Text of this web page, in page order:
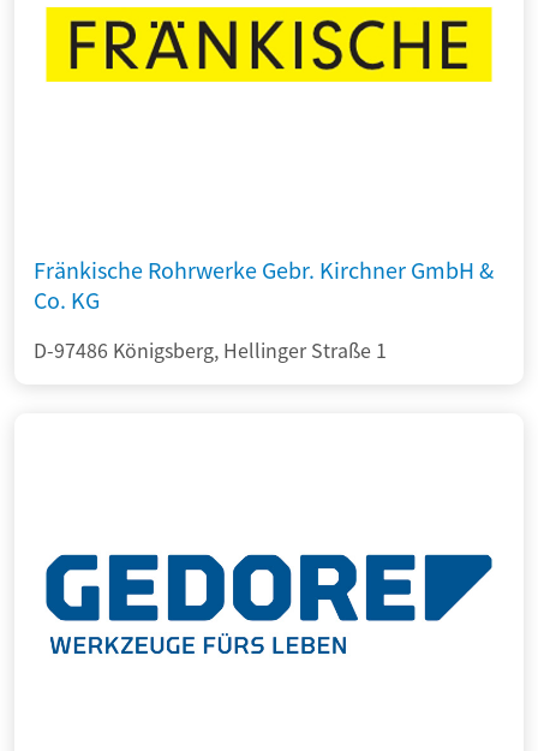
Fränkische Rohrwerke Gebr. Kirchner GmbH &
Co. KG
D-97486 Königsberg, Hellinger Straße 1